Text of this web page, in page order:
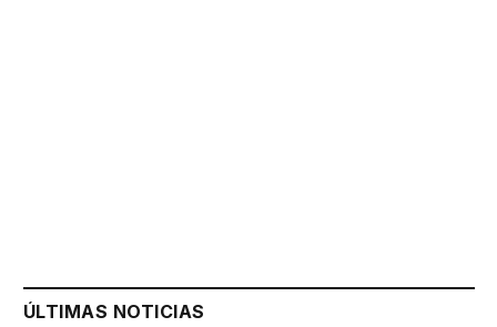
ÚLTIMAS NOTICIAS